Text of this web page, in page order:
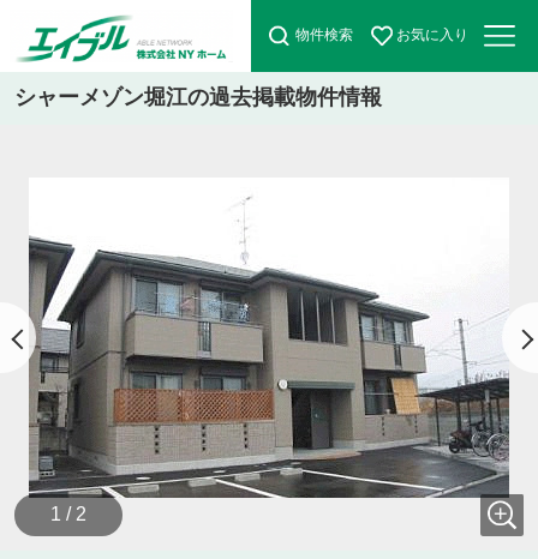
物件検索 お気に入り
シャーメゾン堀江の過去掲載物件情報
1 / 2